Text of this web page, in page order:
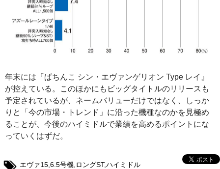
年末には『ぱちんこ シン・エヴァンゲリオン Type レイ』
が控えている。このほかにもビッグタイトルのリリースも
予定されているが、ネームバリューだけではなく、しっか
りと「今の市場・トレンド」に沿った機種なのかを見極め
ることが、今後のハイミドルで業績を高めるポイントにな
っていくはずだ。
エヴァ15,6.5号機,ロングST,ハイミドル